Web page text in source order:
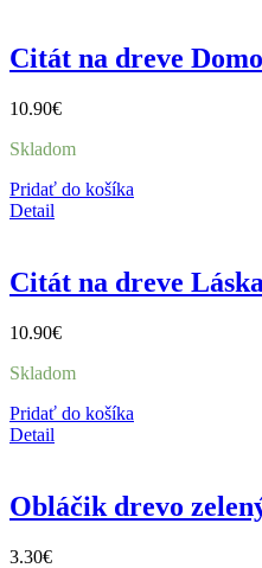
Citát na dreve
10.90€
Skladom
Pridať do košíka
Detail
Citát na dreve
10.90€
Skladom
Pridať do košíka
Detail
Obláčik drevo
3.30€